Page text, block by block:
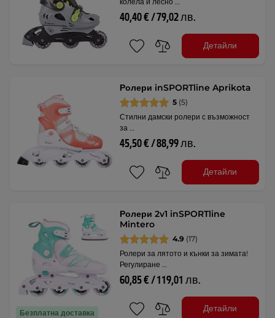
40,40 € / 79,02 лв.
Детайли
Ролери inSPORTline Aprikota
5 (5)
Стилни дамски ролери с възможност
за …
45,50 € / 88,99 лв.
Детайли
Безплатна доставка
Ролери 2v1 inSPORTline
Mintero
4.9 (17)
Ролери за лятото и кънки за зимата!
Регулиране …
60,85 € / 119,01 лв.
Детайли